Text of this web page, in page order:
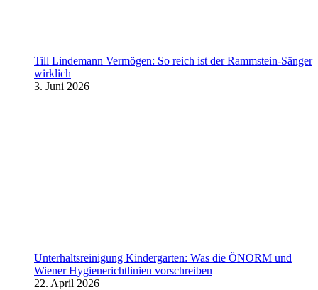
Till Lindemann Vermögen: So reich ist der Rammstein-Sänger
wirklich
3. Juni 2026
Unterhaltsreinigung Kindergarten: Was die ÖNORM und
Wiener Hygienerichtlinien vorschreiben
22. April 2026